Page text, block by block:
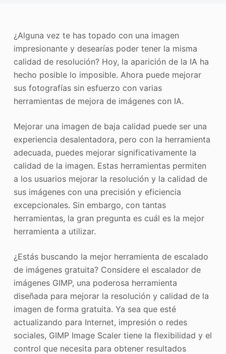
Recopilación de imágenes
¿Alguna vez te has topado con una imagen
impresionante y desearías poder tener la misma
calidad de resolución? Hoy, la aparición de la IA ha
hecho posible lo imposible. Ahora puede mejorar
sus fotografías sin esfuerzo con varias
herramientas de mejora de imágenes con IA.
Mejorar una imagen de baja calidad puede ser una
experiencia desalentadora, pero con la herramienta
adecuada, puedes mejorar significativamente la
calidad de la imagen. Estas herramientas permiten
a los usuarios mejorar la resolución y la calidad de
sus imágenes con una precisión y eficiencia
excepcionales. Sin embargo, con tantas
herramientas, la gran pregunta es cuál es la mejor
herramienta a utilizar.
¿Estás buscando la mejor herramienta de escalado
de imágenes gratuita? Considere el escalador de
imágenes GIMP, una poderosa herramienta
diseñada para mejorar la resolución y calidad de la
imagen de forma gratuita. Ya sea que esté
actualizando para Internet, impresión o redes
sociales, GIMP Image Scaler tiene la flexibilidad y el
control que necesita para obtener resultados